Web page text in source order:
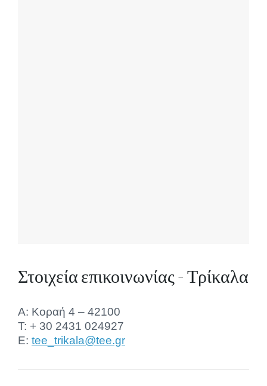
Στοιχεία επικοινωνίας - Τρίκαλα
Α: Κοραή 4 – 42100
T: + 30 2431 024927
E: tee_trikala@tee.gr